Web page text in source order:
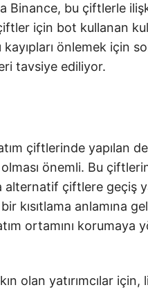
Binance, bu çiftlerle
için bot kullanan
önlemek için
tavsiye ediliyor.
çiftlerinde yapılan
önemli. Bu çiftlerin
alternatif çiftlere geçiş
kısıtlama anlamına
ortamını korumaya
olan yatırımcılar